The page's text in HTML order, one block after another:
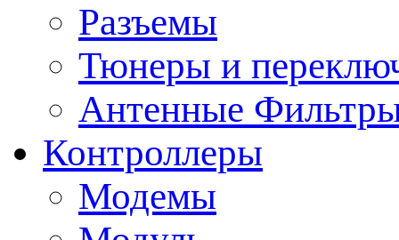
Разъемы
Тюнеры и
Антенные
Контроллеры
Модемы